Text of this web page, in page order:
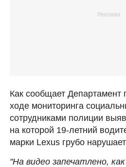
Как сообщает Департамент
ходе мониторинга
сотрудниками полиции
на которой 19-летний
марки Lexus грубо
"На видео запечатлено,